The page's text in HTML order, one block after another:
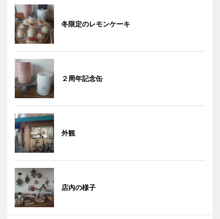
冬限定のレモンケーキ
２周年記念缶
外観
店内の様子